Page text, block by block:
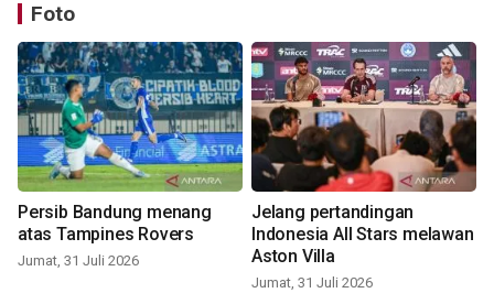
Foto
Persib Bandung menang
atas Tampines Rovers
Jumat, 31 Juli 2026
Jelang pertandingan
Indonesia All Stars melawan
Aston Villa
Jumat, 31 Juli 2026